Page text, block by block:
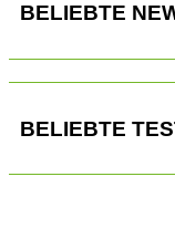
BELIEBTE
BELIEBTE